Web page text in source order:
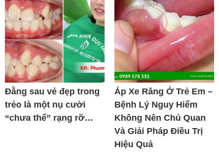
Đằng sau vẻ đẹp trong
trẻo là một nụ cười
“chưa thể” rạng rỡ…
Áp Xe Răng Ở Trẻ Em –
Bệnh Lý Nguy Hiểm
Không Nên Chủ Quan
Và Giải Pháp Điều Trị
Hiệu Quả